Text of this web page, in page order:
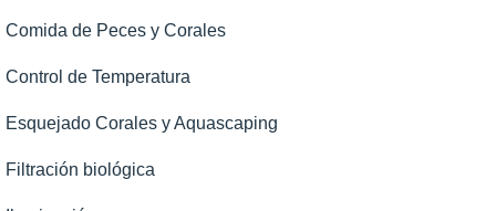
Comida de Peces y Corales
Control de Temperatura
Esquejado Corales y Aquascaping
Filtración biológica